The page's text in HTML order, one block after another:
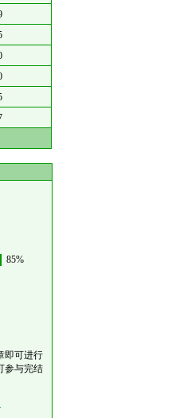
85%
即可进行
参与完结